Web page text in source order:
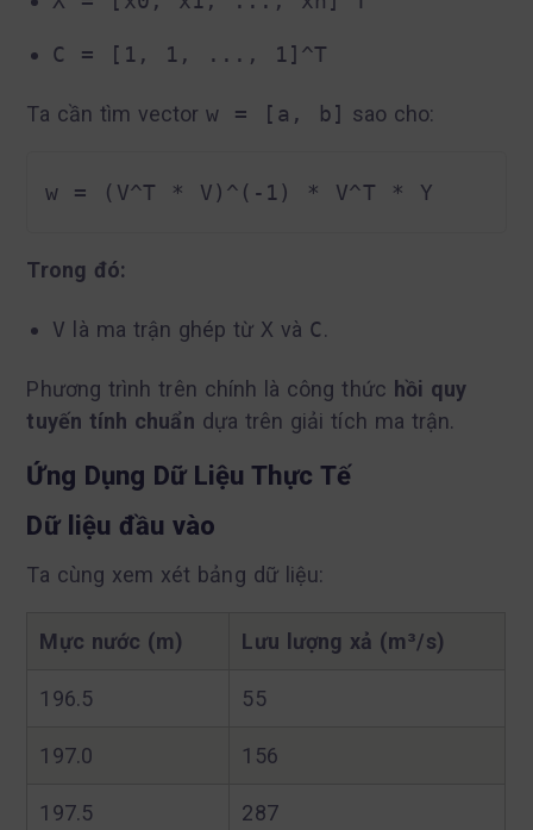
C = [1, 1, ..., 1]^T
Ta cần tìm vectorw = [a, b] sao cho:
Trong đó:
V là ma trận ghép từX và C.
Phương trình trên chính là công thức hồi quy
tuyến tính chuẩn dựa trên giải tích ma trận.
Ứng Dụng Dữ Liệu Thực Tế
Dữ liệu đầu vào
Ta cùng xem xét bảng dữ liệu:
Mực nước (m) Lưu lượng xả (m³/s)
196.5 55
197.0 156
197.5 287